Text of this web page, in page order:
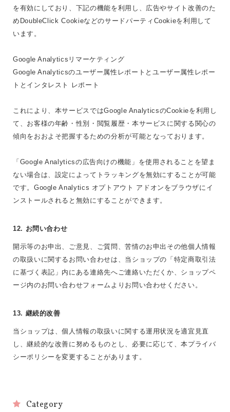
を有効にしており、下記の機能を利用し、広告やサイト改善のた
めDoubleClick CookieなどのサードパーティCookieを利用して
います。
Google Analyticsリマーケティング
Google Analyticsのユーザー属性レポートとユーザー属性レポー
トとインタレスト レポート
これにより、本サービスではGoogle AnalyticsのCookieを利用し
て、お客様の年齢・性別・閲覧履歴・本サービスに関する関心の
傾向をおおよそ把握するための分析が可能となっております。
「Google Analyticsの広告向けの機能」を使用されることを望ま
ない場合は、設定によってトラッキングを無効にすることが可能
です。Google Analytics オプトアウト アドオンをブラウザにイ
ンストールされると無効にすることができます。
12. お問い合わせ
開示等のお申出、ご意見、ご質問、苦情のお申出その他個人情報
の取扱いに関するお問い合わせは、当ショップの「特定商取引法
に基づく表記」内にある連絡先へご連絡いただくか、ショップペ
ージ内のお問い合わせフォームよりお問い合わせください。
13. 継続的改善
当ショップは、個人情報の取扱いに関する運用状況を適宜見直
し、継続的な改善に努めるものとし、必要に応じて、本プライバ
シーポリシーを変更することがあります。
Category